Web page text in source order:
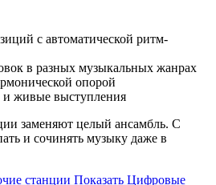
с автоматической ритм-
в разных музыкальных жанрах
опорой
живые выступления
заменяют целый ансамбль. С
и сочинять музыку даже в
станции Показать Цифровые